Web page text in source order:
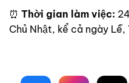
⏰ Thời gian làm việc:
Chủ Nhật, kể cả ngày